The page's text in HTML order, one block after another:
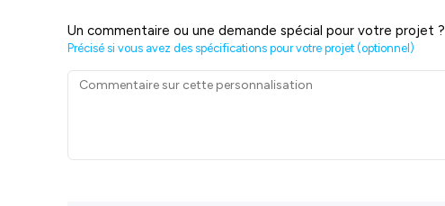
Un commentaire ou une demande spécial pour votre projet ?
Précisé si vous avez des spécifications pour votre projet (optionnel)